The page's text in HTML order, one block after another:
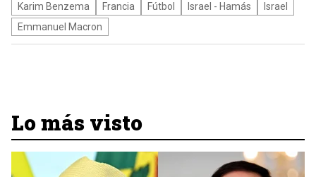
Karim Benzema Francia Fútbol Israel - Hamás
Israel
Emmanuel Macron
Lo más visto